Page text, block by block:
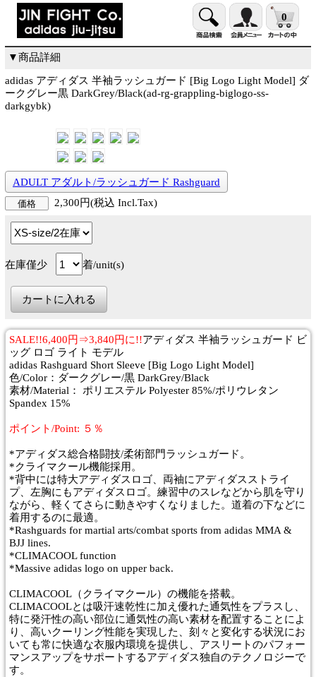
0
▼商品詳細
adidas アディダス 半袖ラッシュガード [Big Logo Light Model] ダ
ークグレー黒 DarkGrey/Black(ad-rg-grappling-biglogo-ss-
darkgybk)
ADULT アダルト/ラッシュガード Rashguard
価格 2,300円(税込 Incl.Tax)
在庫僅少 着/unit(s)
SALE!!6,400円⇒3,840円に!!アディダス 半袖ラッシュガード ビ
ッグ ロゴ ライト モデル
adidas Rashguard Short Sleeve [Big Logo Light Model]
色/Color：ダークグレー/黒 DarkGrey/Black
素材/Material： ポリエステル Polyester 85%/ポリウレタン
Spandex 15%
ポイント/Point: ５％
*アディダス総合格闘技/柔術部門ラッシュガード。
*クライマクール機能採用。
*背中には特大アディダスロゴ、両袖にアディダスストライ
プ、左胸にもアディダスロゴ。練習中のスレなどから肌を守り
ながら、軽くてさらに動きやすくなりました。道着の下などに
着用するのに最適。
*Rashguards for martial arts/combat sports from adidas MMA &
BJJ lines.
*CLIMACOOL function
*Massive adidas logo on upper back.
CLIMACOOL（クライマクール）の機能を搭載。
CLIMACOOLとは吸汗速乾性に加え優れた通気性をプラスし、
特に発汗性の高い部位に通気性の高い素材を配置することによ
り、高いクーリング性能を実現した、刻々と変化する状況にお
いても常に快適な衣服内環境を提供し、アスリートのパフォー
マンスアップをサポートするアディダス独自のテクノロジーで
す。